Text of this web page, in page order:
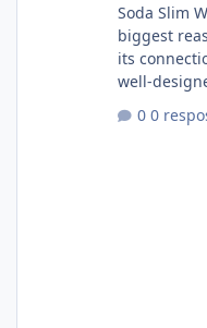
Soda Slim
biggest
its
well-
aspects of
maintain,
0